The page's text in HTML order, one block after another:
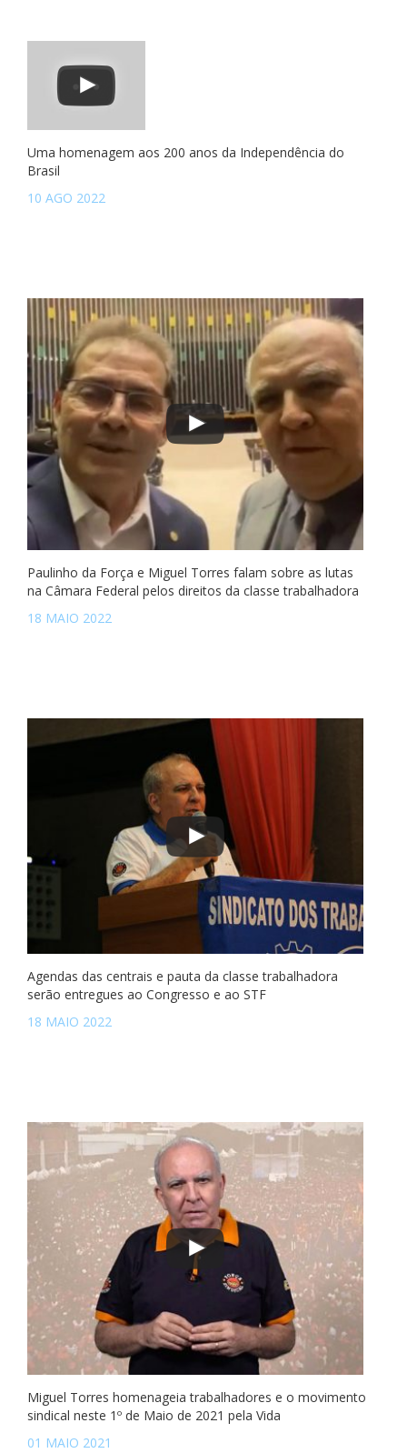
Uma homenagem aos 200 anos da Independência do
Brasil
10 AGO 2022
Paulinho da Força e Miguel Torres falam sobre as lutas
na Câmara Federal pelos direitos da classe trabalhadora
18 MAIO 2022
Agendas das centrais e pauta da classe trabalhadora
serão entregues ao Congresso e ao STF
18 MAIO 2022
Miguel Torres homenageia trabalhadores e o movimento
sindical neste 1º de Maio de 2021 pela Vida
01 MAIO 2021